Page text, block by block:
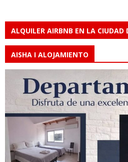
ALQUILER AIRBNB EN LA CIUDAD
AISHA I ALOJAMIENTO